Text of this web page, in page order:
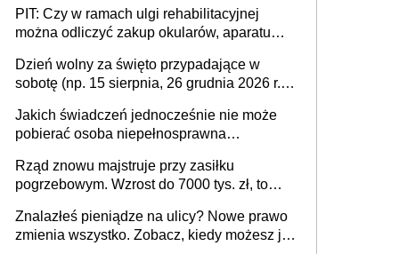
PIT: Czy w ramach ulgi rehabilitacyjnej
można odliczyć zakup okularów, aparatu
Dzień wolny za święto przypadające w
sobotę (np. 15 sierpnia, 26 grudnia 2026 r.) –
pracodawcy (sektor prywatny i administracja
publiczna), najczęstsze pytania
Jakich świadczeń jednocześnie nie może
pobierać osoba niepełnosprawna
Rząd znowu majstruje przy zasiłku
pogrzebowym. Wzrost do 7000 tys. zł, to
Znalazłeś pieniądze na ulicy? Nowe prawo
zmienia wszystko. Zobacz, kiedy możesz je